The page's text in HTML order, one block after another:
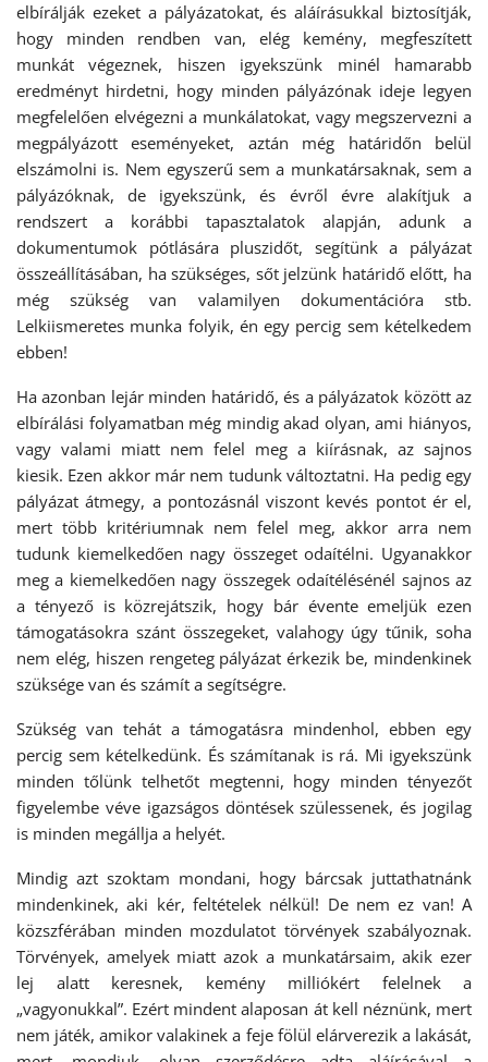
elbírálják ezeket a pályázatokat, és aláírásukkal biztosítják,
hogy minden rendben van, elég kemény, megfeszített
munkát végeznek, hiszen igyekszünk minél hamarabb
eredményt hirdetni, hogy minden pályázónak ideje legyen
megfelelően elvégezni a munkálatokat, vagy megszervezni a
megpályázott eseményeket, aztán még határidőn belül
elszámolni is. Nem egyszerű sem a munkatársaknak, sem a
pályázóknak, de igyekszünk, és évről évre alakítjuk a
rendszert a korábbi tapasztalatok alapján, adunk a
dokumentumok pótlására pluszidőt, segítünk a pályázat
összeállításában, ha szükséges, sőt jelzünk határidő előtt, ha
még szükség van valamilyen dokumentációra stb.
Lelkiismeretes munka folyik, én egy percig sem kételkedem
ebben!
Ha azonban lejár minden határidő, és a pályázatok között az
elbírálási folyamatban még mindig akad olyan, ami hiányos,
vagy valami miatt nem felel meg a kiírásnak, az sajnos
kiesik. Ezen akkor már nem tudunk változtatni. Ha pedig egy
pályázat átmegy, a pontozásnál viszont kevés pontot ér el,
mert több kritériumnak nem felel meg, akkor arra nem
tudunk kiemelkedően nagy összeget odaítélni. Ugyanakkor
meg a kiemelkedően nagy összegek odaítélésénél sajnos az
a tényező is közrejátszik, hogy bár évente emeljük ezen
támogatásokra szánt összegeket, valahogy úgy tűnik, soha
nem elég, hiszen rengeteg pályázat érkezik be, mindenkinek
szüksége van és számít a segítségre.
Szükség van tehát a támogatásra mindenhol, ebben egy
percig sem kételkedünk. És számítanak is rá. Mi igyekszünk
minden tőlünk telhetőt megtenni, hogy minden tényezőt
figyelembe véve igazságos döntések szülessenek, és jogilag
is minden megállja a helyét.
Mindig azt szoktam mondani, hogy bárcsak juttathatnánk
mindenkinek, aki kér, feltételek nélkül! De nem ez van! A
közszférában minden mozdulatot törvények szabályoznak.
Törvények, amelyek miatt azok a munkatársaim, akik ezer
lej alatt keresnek, kemény milliókért felelnek a
„vagyonukkal”. Ezért mindent alaposan át kell néznünk, mert
nem játék, amikor valakinek a feje fölül elárverezik a lakását,